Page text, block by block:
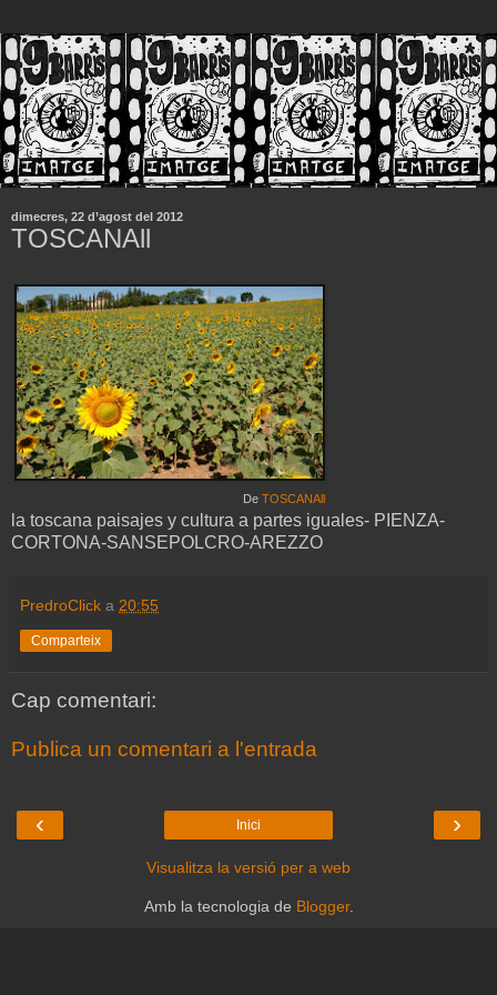
dimecres, 22 d’agost del 2012
TOSCANAll
De TOSCANAll
la toscana paisajes y cultura a partes iguales- PIENZA-
CORTONA-SANSEPOLCRO-AREZZO
PredroClick a 20:55
Comparteix
Cap comentari:
Publica un comentari a l'entrada
‹ ›
Inici
Visualitza la versió per a web
Amb la tecnologia de Blogger.